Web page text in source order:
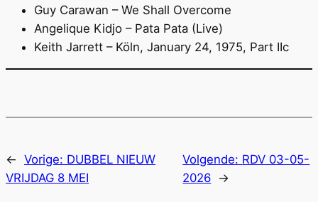
Guy Carawan – We Shall Overcome
Angelique Kidjo – Pata Pata (Live)
Keith Jarrett – Köln, January 24, 1975, Part IIc
← Vorige: DUBBEL NIEUW
VRIJDAG 8 MEI
Volgende: RDV 03-05-
2026 →